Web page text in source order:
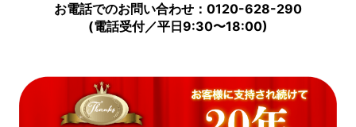
お電話でのお問い合わせ：0120-628-290
(電話受付／平日9:30〜18:00)